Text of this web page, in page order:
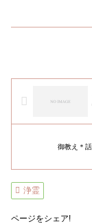
御教え＊
浄霊
ページをシェア!